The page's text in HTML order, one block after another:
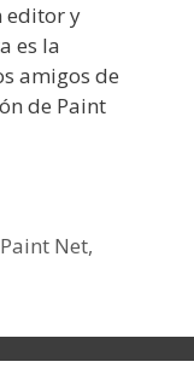
editor y
es la
amigos de
de Paint
Paint Net,